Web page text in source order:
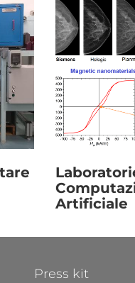
Link
Artificiale
FOOTER 1
Press kit